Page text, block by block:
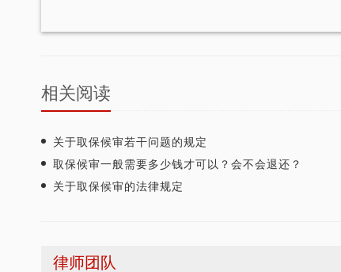
相关阅读
关于取保候审若干问题的规定
取保候审一般需要多少钱才可以？会不会退还？
关于取保候审的法律规定
律师团队